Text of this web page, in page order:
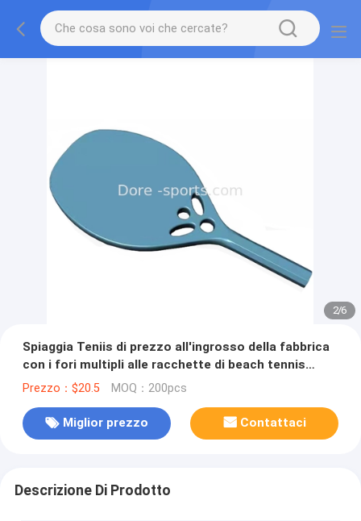
2/6
Spiaggia Teniis di prezzo all'ingrosso della fabbrica
con i fori multipli alle racchette di beach tennis
materiali 18k della fibra di Canbon del triangolo
Prezzo：$20.5 MOQ：200pcs
Miglior prezzo Contattaci
Descrizione Di Prodotto